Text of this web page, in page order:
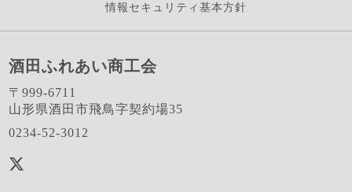
情報セキュリティ基本方針
酒田ふれあい商工会
〒999-6711
山形県酒田市飛鳥字契約場35
0234-52-3012